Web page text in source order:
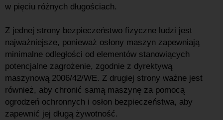
w pięciu różnych długościach.
Z jednej strony bezpieczeństwo fizyczne ludzi jest
najważniejsze, ponieważ osłony maszyn zapewniają
minimalne odległości od elementów stanowiących
potencjalne zagrożenie, zgodnie z dyrektywą
maszynową 2006/42/WE. Z drugiej strony ważne jest
również, aby chronić samą maszynę za pomocą
ogrodzeń ochronnych i osłon bezpieczeństwa, aby
zapewnić jej długą żywotność.